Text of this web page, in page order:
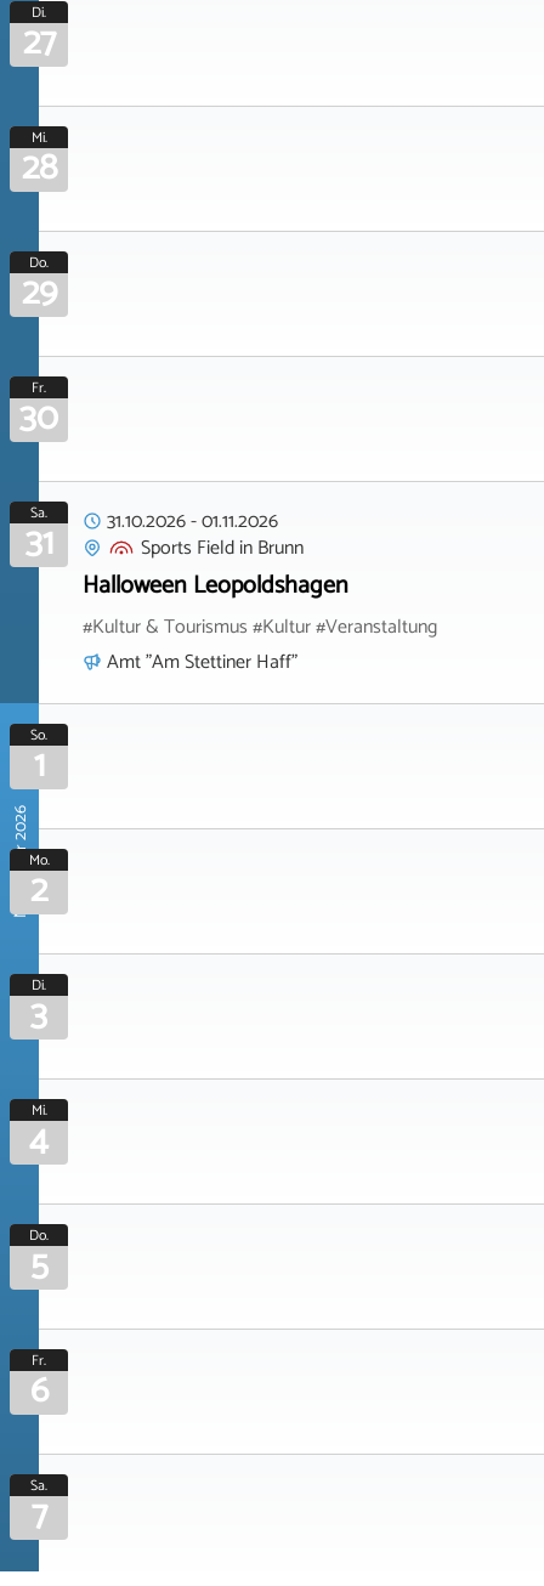
Di.
27
Mi.
28
Do.
29
Fr.
30
Sa.
31 31.10.2026-01.11.2026
Sports FieldinBrunn
Halloween Leopoldshagen
#Kultur & Tourismus #Kultur #Veranstaltung
Amt "Am Stettiner Haff"
November 2026
So.
1
Mo.
2
Di.
3
Mi.
4
Do.
5
Fr.
6
Sa.
7